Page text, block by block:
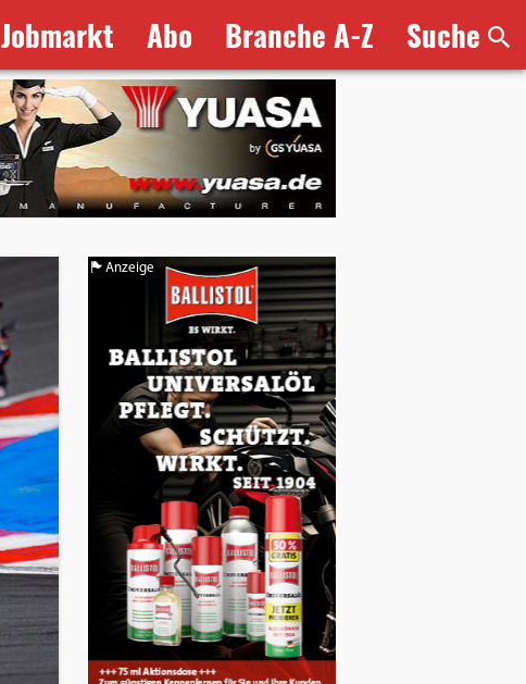
Jobmarkt Abo Branche A-Z Suche
Anzeige